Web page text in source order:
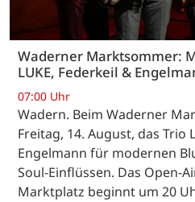
Waderner Marktsommer:
LUKE, Federkeil &
07:00 Uhr
Wadern. Beim Waderner
Freitag, 14. August, das Trio
Engelmann für modernen
Soul-Einflüssen. Das Open-
Marktplatz beginnt um 20